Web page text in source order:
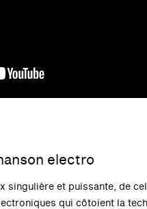
electro
singulière et puissante, de
qui côtoient la